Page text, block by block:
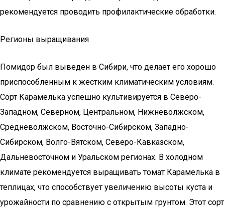
рекомендуется проводить профилактические обработки.
Регионы выращивания
Помидор был выведен в Сибири, что делает его хорошо
приспособленным к жестким климатическим условиям.
Сорт Карамелька успешно культивируется в Северо-
Западном, Северном, Центральном, Нижневолжском,
Средневолжском, Восточно-Сибирском, Западно-
Сибирском, Волго-Вятском, Северо-Кавказском,
Дальневосточном и Уральском регионах. В холодном
климате рекомендуется выращивать томат Карамелька в
теплицах, что способствует увеличению высоты куста и
урожайности по сравнению с открытым грунтом. Этот сорт